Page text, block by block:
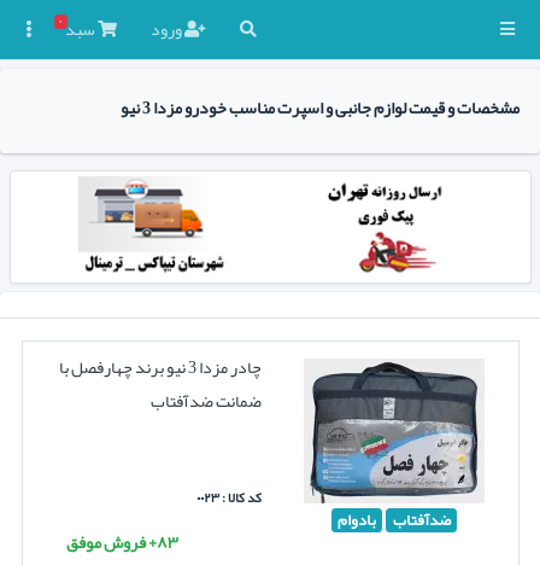
ورود سبد۰
مشخصات و قیمت لوازم جانبی و اسپرت مناسب خودرو مزدا 3 نیو
ضدآفتاب بادوام
چادر مزدا 3 نیو برند چهارفصل با
ضمانت ضدآفتاب
کد کالا : ۰۰۲۳
۸۳+ فروش موفق